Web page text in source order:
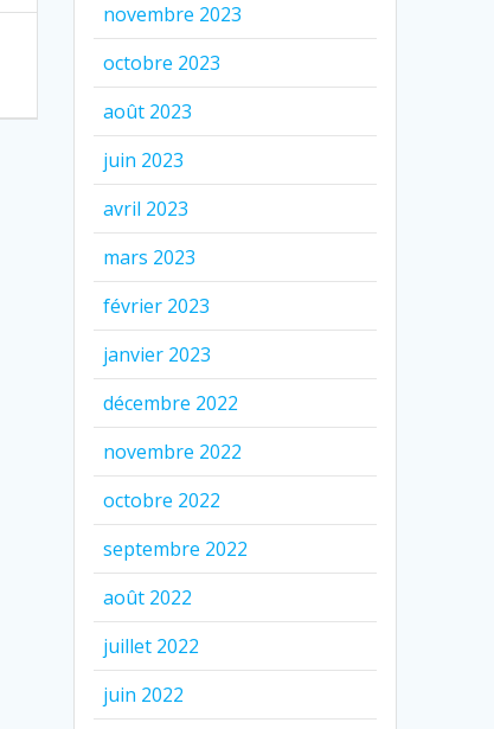
novembre 2023
octobre 2023
août 2023
juin 2023
avril 2023
mars 2023
février 2023
janvier 2023
décembre 2022
novembre 2022
octobre 2022
septembre 2022
août 2022
juillet 2022
juin 2022